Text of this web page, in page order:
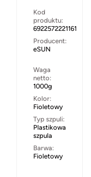
Kod
produktu:
6922572221161
Producent:
eSUN
Waga
netto:
1000g
Kolor:
Fioletowy
Typ szpuli:
Plastikowa
szpula
Barwa:
Fioletowy